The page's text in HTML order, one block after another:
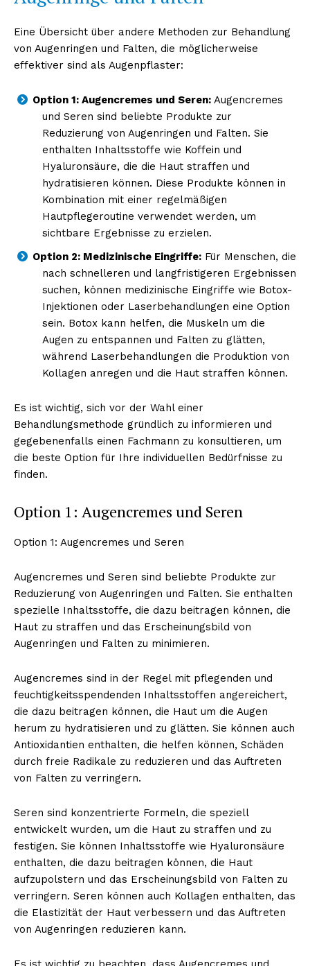
NEWSLETTER ABONNIEREN
Inhalte
Eine Übersicht über andere Methoden zur Behandlung
von Augenringen und Falten, die möglicherweise
effektiver sind als Augenpflaster:
Option 1: Augencremes und Seren: Augencremes
und Seren sind beliebte Produkte zur
Reduzierung von Augenringen und Falten. Sie
enthalten Inhaltsstoffe wie Koffein und
Hyaluronsäure, die die Haut straffen und
hydratisieren können. Diese Produkte können in
Kombination mit einer regelmäßigen
Hautpflegeroutine verwendet werden, um
sichtbare Ergebnisse zu erzielen.
Option 2: Medizinische Eingriffe: Für Menschen, die
nach schnelleren und langfristigeren Ergebnissen
suchen, können medizinische Eingriffe wie Botox-
Injektionen oder Laserbehandlungen eine Option
sein. Botox kann helfen, die Muskeln um die
Augen zu entspannen und Falten zu glätten,
während Laserbehandlungen die Produktion von
Kollagen anregen und die Haut straffen können.
Es ist wichtig, sich vor der Wahl einer
Behandlungsmethode gründlich zu informieren und
gegebenenfalls einen Fachmann zu konsultieren, um
die beste Option für Ihre individuellen Bedürfnisse zu
finden.
Option 1: Augencremes und Seren
Option 1: Augencremes und Seren
Augencremes und Seren sind beliebte Produkte zur
Reduzierung von Augenringen und Falten. Sie enthalten
spezielle Inhaltsstoffe, die dazu beitragen können, die
Haut zu straffen und das Erscheinungsbild von
Augenringen und Falten zu minimieren.
Augencremes sind in der Regel mit pflegenden und
feuchtigkeitsspendenden Inhaltsstoffen angereichert,
die dazu beitragen können, die Haut um die Augen
herum zu hydratisieren und zu glätten. Sie können auch
Antioxidantien enthalten, die helfen können, Schäden
durch freie Radikale zu reduzieren und das Auftreten
von Falten zu verringern.
Seren sind konzentrierte Formeln, die speziell
entwickelt wurden, um die Haut zu straffen und zu
festigen. Sie können Inhaltsstoffe wie Hyaluronsäure
enthalten, die dazu beitragen können, die Haut
aufzupolstern und das Erscheinungsbild von Falten zu
verringern. Seren können auch Kollagen enthalten, das
die Elastizität der Haut verbessern und das Auftreten
von Augenringen reduzieren kann.